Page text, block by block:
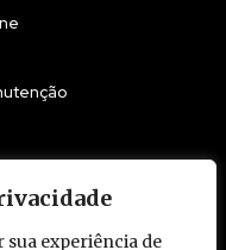
sua experiência de